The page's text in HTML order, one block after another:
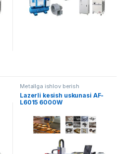
Metallga ishlov berish
Lazerli kesish uskunasi AF-
L6015 6000W